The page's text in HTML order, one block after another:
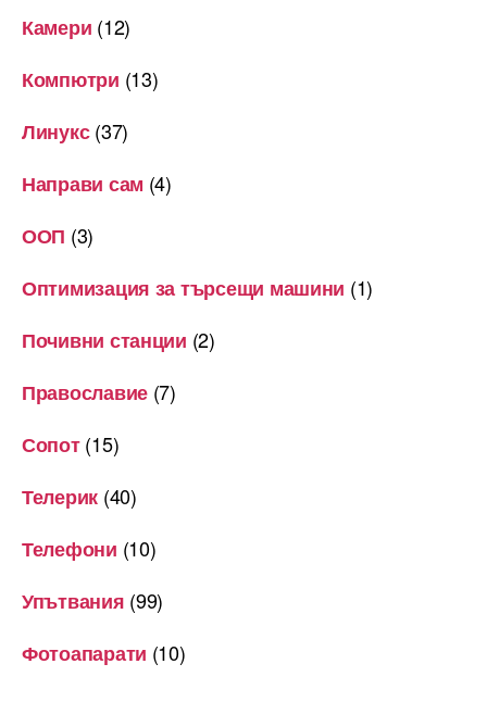
Камери (12)
Компютри (13)
Линукс(37)
Направи сам (4)
ООП (3)
Оптимизация за търсещи машини (1)
Почивни станции (2)
Православие (7)
Сопот(15)
Телерик (40)
Телефони (10)
Упътвания (99)
Фотоапарати (10)